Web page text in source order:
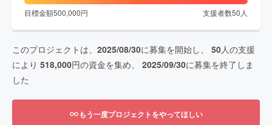
目標金額500,000円 支援者数50 人
このプロジェクトは、 2025/08/30に募集を開始し、 50人の支援
により 518,000円の資金を集め、 2025/09/30に募集を終了しま
した
もう一度プロジェクトをやってほしい